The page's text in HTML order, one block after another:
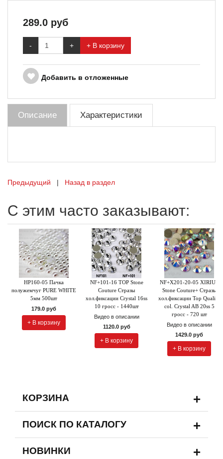
289.0 руб
- + + В корзину
Добавить в отложенные
Описание Характеристики
Предыдущий | Назад в раздел
С этим часто заказывают:
HP160-05 Пачка
полужемчуг PURE WHITE
5мм 500шт
179.0 руб
+ В корзину
NF+101-16 TOP Stone
Couture Стразы
хол.фиксации Crystal 16ss
10 гросс - 1440шт
Видео в описании
1120.0 руб
+ В корзину
NF+X201-20-05 XIRIUS
Stone Couture+ Стразы
хол.фиксации Top Quality
col. Crystal AB 20ss 5
гросс - 720 шт
Видео в описании
1429.0 руб
+ В корзину
КОРЗИНА +
ПОИСК ПО КАТАЛОГУ +
НОВИНКИ +